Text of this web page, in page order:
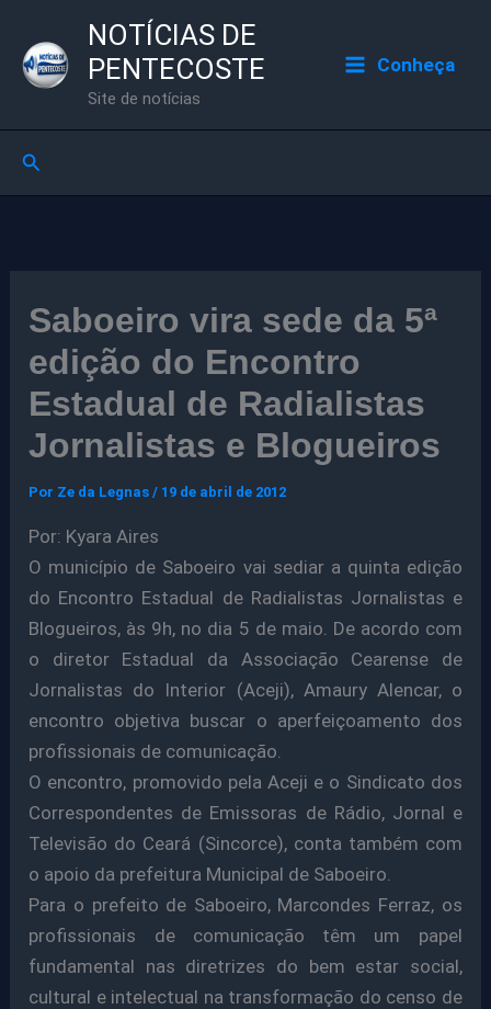
para
NOTÍCIAS DE
PENTECOSTE
Site de notícias
Conheça
Pesquisar
Saboeiro vira sede da 5ª
edição do Encontro
Estadual de Radialistas
Jornalistas e Blogueiros
Por Ze da Legnas/ 19 de abril de 2012
Por: Kyara Aires
O município de Saboeiro vai sediar a quinta edição
do Encontro Estadual de Radialistas Jornalistas e
Blogueiros, às 9h, no dia 5 de maio. De acordo com
o diretor Estadual da Associação Cearense de
Jornalistas do Interior (Aceji), Amaury Alencar, o
encontro objetiva buscar o aperfeiçoamento dos
profissionais de comunicação.
O encontro, promovido pela Aceji e o Sindicato dos
Correspondentes de Emissoras de Rádio, Jornal e
Televisão do Ceará (Sincorce), conta também com
o apoio da prefeitura Municipal de Saboeiro.
Para o prefeito de Saboeiro, Marcondes Ferraz, os
profissionais de comunicação têm um papel
fundamental nas diretrizes do bem estar social,
cultural e intelectual na transformação do censo de